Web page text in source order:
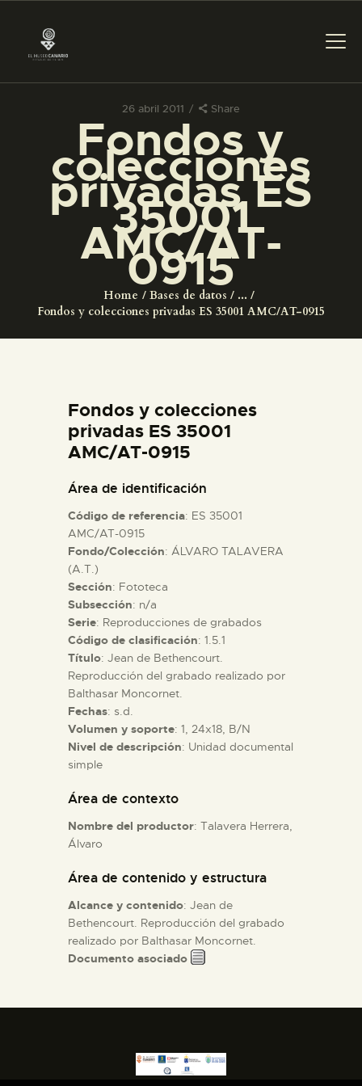
26 abril 2011 Share
Fondos y
colecciones
privadas ES
35001
AMC/AT-
0915
Home Bases de datos
...
Fondos y colecciones privadas ES 35001 AMC/AT-0915
PREPARAR LA VISITA
ACTIVIDADES
EL MUSEO
ESPAÑOL
ACTIVIDADES
█
EL MUSEO
COLECCIONES
DIDÁCTICA
ESPAÑOL
Fondos y colecciones
privadas ES 35001
AMC/AT-0915
Área de identificación
Código de referencia: ES 35001
AMC/AT-0915
Fondo/Colección: ÁLVARO TALAVERA
(A.T.)
Sección: Fototeca
Subsección: n/a
Serie: Reproducciones de grabados
Código de clasificación: 1.5.1
Título: Jean de Bethencourt.
Reproducción del grabado realizado por
Balthasar Moncornet.
Fechas: s.d.
Volumen y soporte: 1, 24x18, B/N
Nivel de descripción: Unidad documental
simple
Área de contexto
Nombre del productor: Talavera Herrera,
Álvaro
Área de contenido y estructura
Alcance y contenido: Jean de
Bethencourt. Reproducción del grabado
realizado por Balthasar Moncornet.
Documento asociado